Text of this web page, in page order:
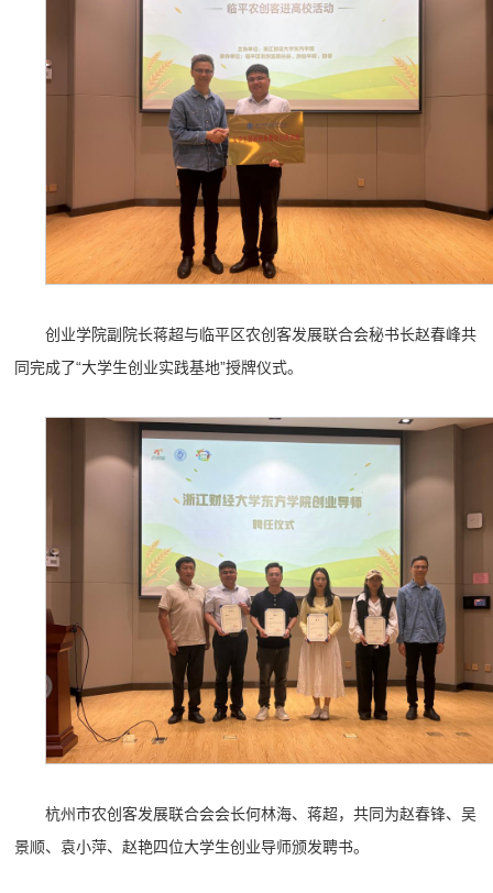
创业学院副院长蒋超与临平区农创客发展联合会秘书长赵春峰共
同完成了“大学生创业实践基地”授牌仪式。
杭州市农创客发展联合会会长何林海、蒋超，共同为赵春锋、吴
景顺、袁小萍、赵艳四位大学生创业导师颁发聘书。